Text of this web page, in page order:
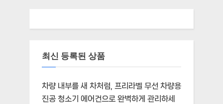
최신 등록된 상품
차량 내부를 새 차처럼, 프리라벨 무선 차량용
진공 청소기 에어건으로 완벽하게 관리하세